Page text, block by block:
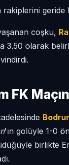
geride
coşku,
3.50 olarak
FK
'ın golüyle 1-0
birlikte